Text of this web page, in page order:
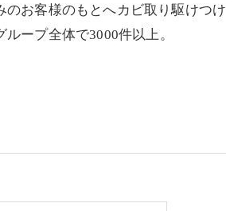
のお客様のもとへカビ取り駆けつけ
ープ全体で3000件以上。